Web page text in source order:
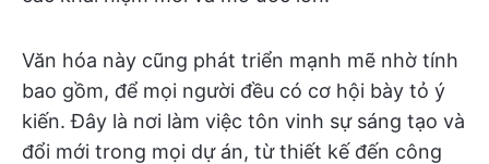
Văn hóa này cũng phát triển mạnh mẽ nhờ tính
bao gồm, để mọi người đều có cơ hội bày tỏ ý
kiến. Đây là nơi làm việc tôn vinh sự sáng tạo và
đổi mới trong mọi dự án, từ thiết kế đến công